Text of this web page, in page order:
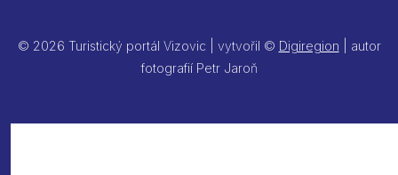
© 2026 Turistický portál Vizovic | vytvořil © Digiregion | autor
fotografií Petr Jaroň